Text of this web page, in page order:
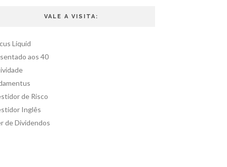
VALE A VISITA:
Liquid
aos 40
de Risco
Inglês
de Dividendos